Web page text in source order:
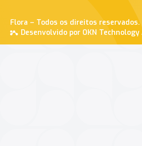
Flora – Todos os direitos reservados.
Desenvolvido por OKN Technology